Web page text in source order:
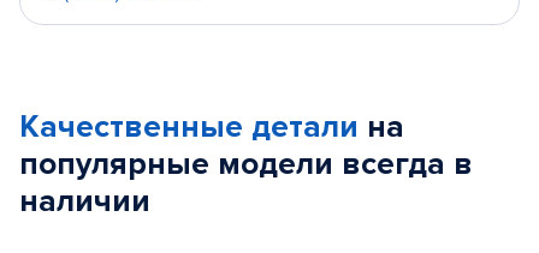
Качественные детали на
популярные модели всегда в
наличии